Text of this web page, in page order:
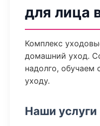
для лица
Комплекс
домашний уход.
надолго, обучаем
уходу.
Наши услуги